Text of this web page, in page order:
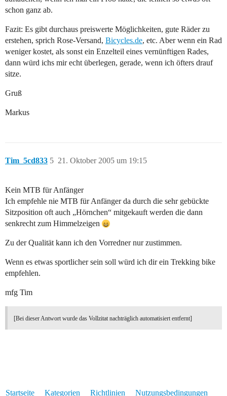
schon ganz ab.
Fazit: Es gibt durchaus preiswerte Möglichkeiten, gute Räder zu
erstehen, sprich Rose-Versand, Bicycles.de, etc. Aber wenn ein Rad
weniger kostet, als sonst ein Enzelteil eines vernünftigen Rades,
dann würd ichs mir echt überlegen, gerade, wenn ich öfters drauf
sitze.
Gruß
Markus
Tim_5cd833 21. Oktober 2005 um 19:15
5
Kein MTB für Anfänger
Ich empfehle nie MTB für Anfänger da durch die sehr gebückte
Sitzposition oft auch „Hörnchen“ mitgekauft werden die dann
senkrecht zum Himmelzeigen
Zu der Qualität kann ich den Vorredner nur zustimmen.
Wenn es etwas sportlicher sein soll würd ich dir ein Trekking bike
empfehlen.
mfg Tim
[Bei dieser Antwort wurde das Vollzitat nachträglich automatisiert entfernt]
Startseite Kategorien Richtlinien Nutzungsbedingungen